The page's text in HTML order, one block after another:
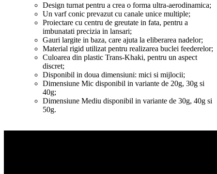
Design turnat pentru a crea o forma ultra-aerodinamica;
Un varf conic prevazut cu canale unice multiple;
Proiectare cu centru de greutate in fata, pentru a
imbunatati precizia in lansari;
Gauri largite in baza, care ajuta la eliberarea nadelor;
Material rigid utilizat pentru realizarea buclei feederelor;
Culoarea din plastic Trans-Khaki, pentru un aspect
discret;
Disponibil in doua dimensiuni: mici si mijlocii;
Dimensiune Mic disponibil in variante de 20g, 30g si
40g;
Dimensiune Mediu disponibil in variante de 30g, 40g si
50g.